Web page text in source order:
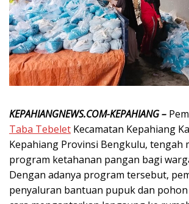
KEPAHIANGNEWS.COM-KEPAHIANG –
Taba Tebelet Kecamatan Kepahiang
Kepahiang Provinsi Bengkulu, tengah
program ketahanan pangan bagi
Dengan adanya program tersebut,
penyaluran bantuan pupuk dan